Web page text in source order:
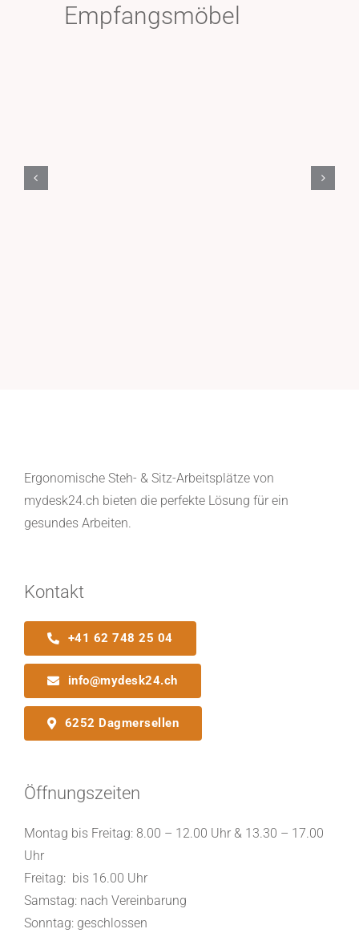
Empfangsmöbel
Ergonomische Steh- & Sitz-Arbeitsplätze von
mydesk24.ch bieten die perfekte Lösung für ein
gesundes Arbeiten.
Kontakt
+41 62 748 25 04
info@mydesk24.ch
6252 Dagmersellen
Öffnungszeiten
Montag bis Freitag: 8.00 – 12.00 Uhr & 13.30 – 17.00
Uhr
Freitag: bis 16.00 Uhr
Samstag: nach Vereinbarung
Sonntag: geschlossen